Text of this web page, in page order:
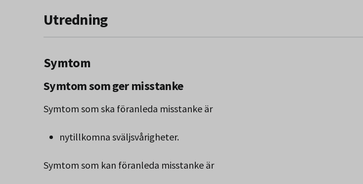
Utredning
Symtom
Symtom som ger misstanke
Symtom som ska föranleda misstanke är
nytillkomna sväljsvårigheter.
Symtom som kan föranleda misstanke är